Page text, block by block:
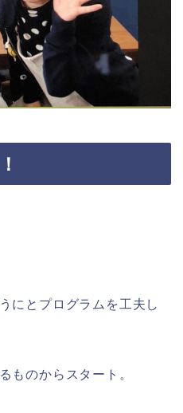
にとプログラムを工夫し
ものからスタート。